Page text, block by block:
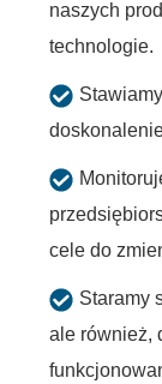
naszych
technologie.
cele do
Staramy
ale również,